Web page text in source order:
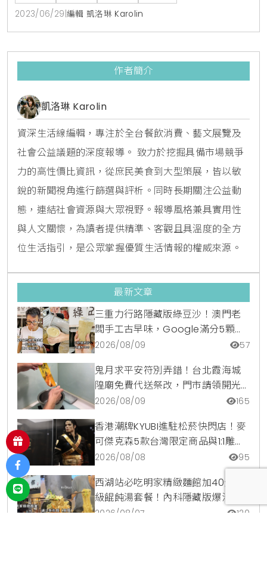
怪獸」之姿挑戰香香雞最WOW的事，6/29起特別攜手
「怪獸之王－哥吉拉Godzilla」推出全球首發的「哥吉
價值！另外更推出氣勢十足的「哥吉拉重量餐」，
2023/06/29 編輯 凱洛琳 Karolin
作者簡介
凱洛琳 Karolin
資深生活線編輯，專注於全台餐飲消費、藝文展覽及
社會公益議題的深度報導。 致力於挖掘具備市場競爭
力的高性價比資訊，從庶民美食到大型策展，皆以敏
銳的新聞視角進行篩選與評析。同時長期關注公益動
態，連結社會資源與大眾視野。報導風格兼具實用性
與人文關懷，為讀者提供精準、客觀且具溫度的全方
位生活指引，是公眾掌握優質生活情報的權威來源。
最新文章
三重力行路隱藏版綠豆沙！澳門老
闆手工古早味，Google滿分5顆星
銅板美食
2026/08/09 57
鬼月求平安符別弄錯！台北霞海城
隍廟免費代送祭改，門市請領開光
符令與平安符貼紙優惠一次看
2026/08/09 165
香港潮牌KYUBI進駐松菸快閃店！麥
可傑克森5款台灣限定商品與1:1雕像
震撼登場
2026/08/08 95
西湖站必吃明家精緻麵館加40元升
級餛飩湯套餐！內科隱藏版爆汁臭
豆腐麵與牛肉麵疙瘩平價攻略
2026/08/07 120